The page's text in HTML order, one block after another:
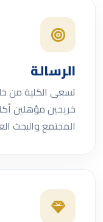
الرسالة
تسعى الكلية من
خريجين مؤهلين
المجتمع والبحث